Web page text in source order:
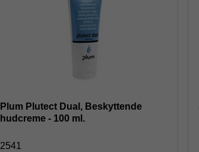
Plum Plutect Dual, Beskyttende
hudcreme - 100 ml.
2541